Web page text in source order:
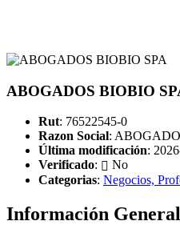
ABOGADOS BIOBIO
Rut: 76522545-0
Razon Social:
Última modificación:
Verificado:
No
Categorias: Negocios,
Información General